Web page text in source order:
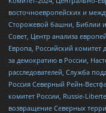
восточноевропейских и
Сторожевой башни, Библии и
Совет, Центр анализа
Европа, Российский
за демократию в России,
расследователей, Служба
Россия Северный Рейн-
комитет России, Russie-
возвращение Северных